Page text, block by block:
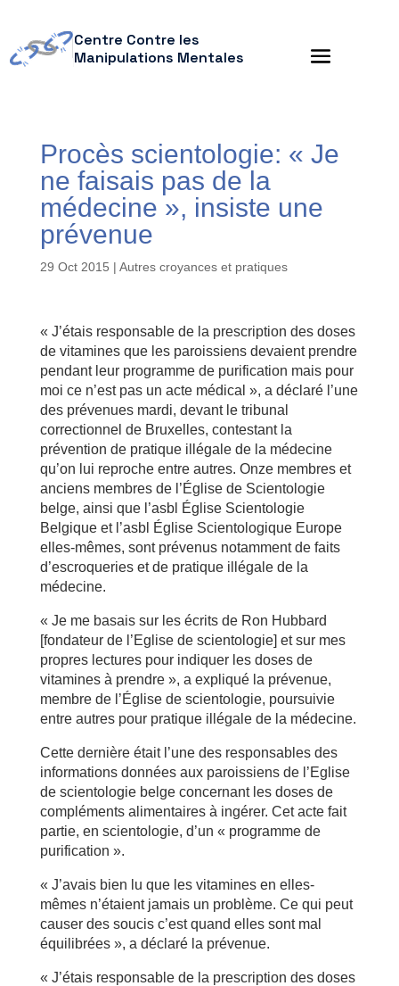
Centre Contre les
Manipulations Mentales
Procès scientologie: « Je
ne faisais pas de la
médecine », insiste une
prévenue
29 Oct 2015 | Autres croyances et pratiques
« J’étais responsable de la prescription des doses
de vitamines que les paroissiens devaient prendre
pendant leur programme de purification mais pour
moi ce n’est pas un acte médical », a déclaré l’une
des prévenues mardi, devant le tribunal
correctionnel de Bruxelles, contestant la
prévention de pratique illégale de la médecine
qu’on lui reproche entre autres. Onze membres et
anciens membres de l’Église de Scientologie
belge, ainsi que l’asbl Église Scientologie
Belgique et l’asbl Église Scientologique Europe
elles-mêmes, sont prévenus notamment de faits
d’escroqueries et de pratique illégale de la
médecine.
« Je me basais sur les écrits de Ron Hubbard
[fondateur de l’Eglise de scientologie] et sur mes
propres lectures pour indiquer les doses de
vitamines à prendre », a expliqué la prévenue,
membre de l’Église de scientologie, poursuivie
entre autres pour pratique illégale de la médecine.
Cette dernière était l’une des responsables des
informations données aux paroissiens de l’Eglise
de scientologie belge concernant les doses de
compléments alimentaires à ingérer. Cet acte fait
partie, en scientologie, d’un « programme de
purification ».
« J’avais bien lu que les vitamines en elles-
mêmes n’étaient jamais un problème. Ce qui peut
causer des soucis c’est quand elles sont mal
équilibrées », a déclaré la prévenue.
« J’étais responsable de la prescription des doses